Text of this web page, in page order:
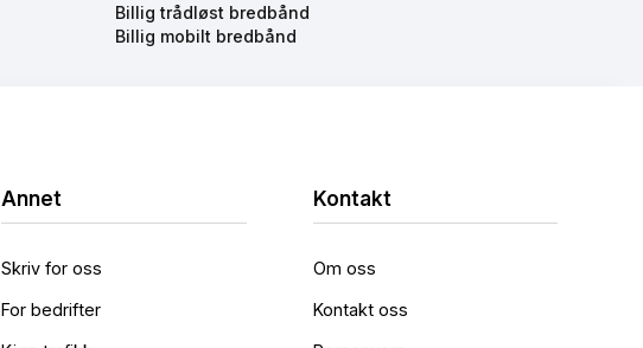
Billig trådløst bredbånd
Billig mobilt bredbånd
Annet
Skriv for oss
For bedrifter
Kontakt
Om oss
Kontakt oss